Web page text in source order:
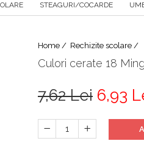
STEAGURI/COCARDE
Home / Rechizite scolare /
Culori cerate 18
7,62 Lei 6,93